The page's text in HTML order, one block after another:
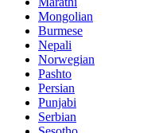
Mongolian
Burmese
Nepali
Norwegian
Pashto
Persian
Punjabi
Serbian